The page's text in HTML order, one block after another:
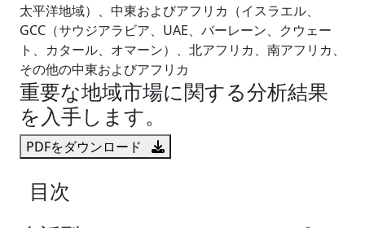
太平洋地域）、中東およびアフリカ（イスラエル、
GCC（サウジアラビア、UAE、バーレーン、クウェー
ト、カタール、オマーン）、北アフリカ、南アフリカ、
その他の中東およびアフリカ
重要な地域市場に関する分析結果
を入手します。
PDFをダウンロード
目次